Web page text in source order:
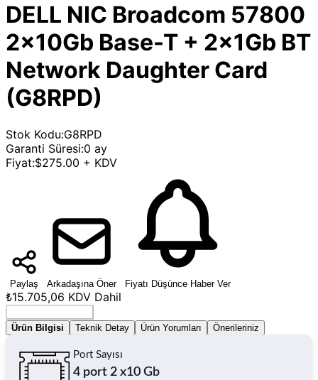
DELL NIC Broadcom 57800
2x10Gb Base-T + 2x1Gb BT
Network Daughter Card
(G8RPD)
Stok Kodu:G8RPD
Garanti Süresi:0 ay
Fiyat:$275.00 + KDV
Paylaş Arkadaşına Öner Fiyatı Düşünce Haber Ver
₺15.705,06 KDV Dahil
Ürün Bilgisi
Teknik Detay Ürün Yorumları Önerileriniz
Port Sayısı
4 port 2 x10 Gb